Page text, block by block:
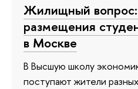
Жилищный вопрос:
размещения
в Москве
В Высшую школу
поступают жители